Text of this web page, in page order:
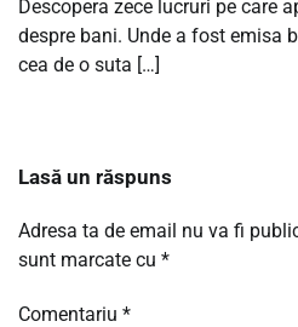
Descopera zece lucruri pe care
despre bani. Unde a fost emisa
cea de o suta […]
Lasă un răspuns
Adresa ta de email nu va fi
sunt marcate cu *
Comentariu *